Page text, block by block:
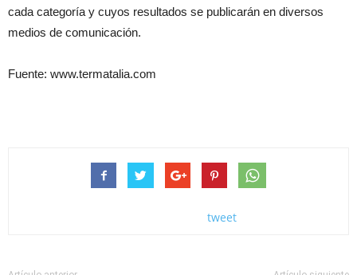
cada categoría y cuyos resultados se publicarán en diversos
medios de comunicación.
Fuente: www.termatalia.com
tweet